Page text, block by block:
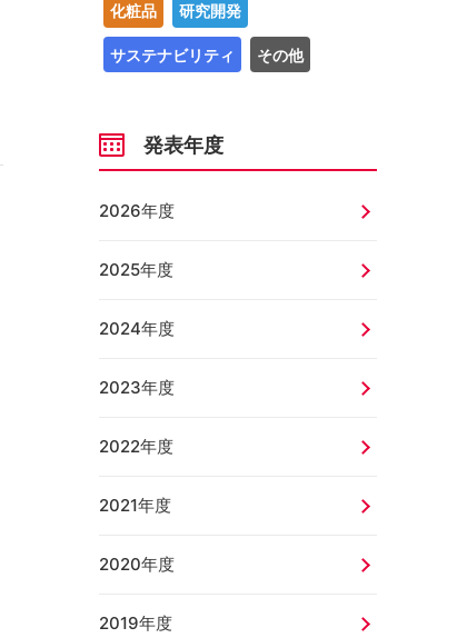
化粧品 研究開発
サステナビリティ その他
発表年度
2026年度
2025年度
2024年度
2023年度
2022年度
2021年度
2020年度
2019年度